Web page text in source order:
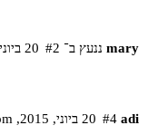
mary ננעץ ב־ 20 ביוני,‏ 2015,‏ 10:50am #2
adi 20 ביוני,‏ 2015,‏ 3:15pm #4